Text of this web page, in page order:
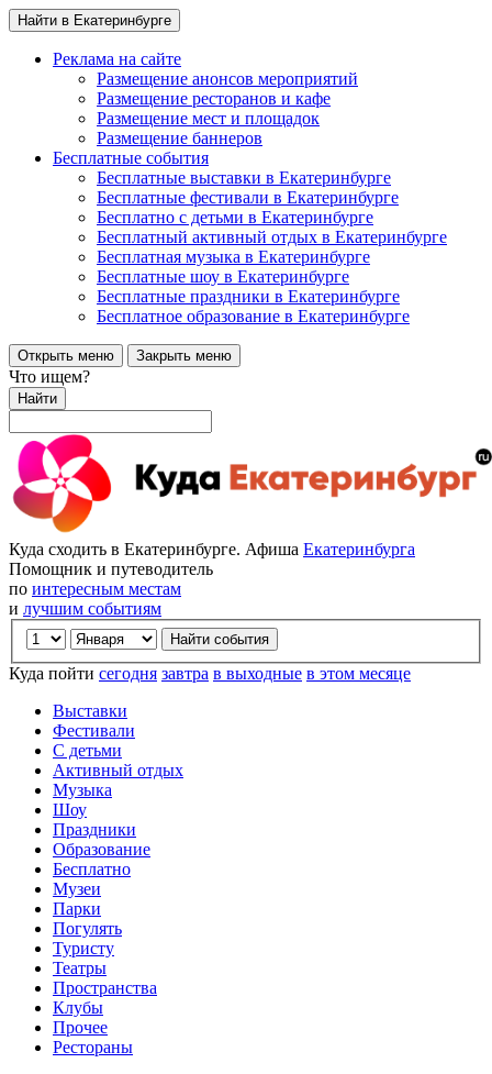
Найти в Екатеринбурге
Реклама на сайте
Размещение анонсов мероприятий
Размещение ресторанов и кафе
Размещение мест и площадок
Размещение баннеров
Бесплатные события
Бесплатные выставки в Екатеринбурге
Бесплатные фестивали в Екатеринбурге
Бесплатно с детьми в Екатеринбурге
Бесплатный активный отдых в Екатеринбурге
Бесплатная музыка в Екатеринбурге
Бесплатные шоу в Екатеринбурге
Бесплатные праздники в Екатеринбурге
Бесплатное образование в Екатеринбурге
Открыть меню Закрыть меню
Что ищем?
Найти
Куда сходить в Екатеринбурге. Афиша Екатеринбурга
Помощник и путеводитель
по интересным местам
и лучшим событиям
Куда пойти сегодня завтра в выходные в этом месяце
Выставки
Фестивали
С детьми
Активный отдых
Музыка
Шоу
Праздники
Образование
Бесплатно
Музеи
Парки
Погулять
Туристу
Театры
Пространства
Клубы
Прочее
Рестораны